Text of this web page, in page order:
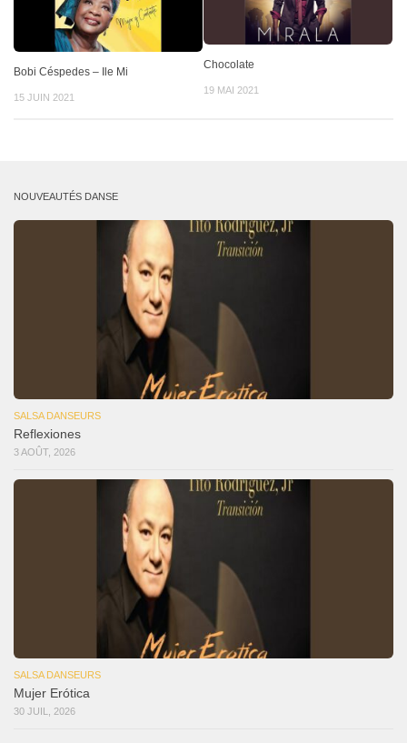
Bobi Céspedes – Ile Mi
15 JUIN 2021
Chocolate
19 MAI 2021
NOUVEAUTÉS DANSE
SALSA DANSEURS
Reflexiones
3 AOÛT, 2026
SALSA DANSEURS
Mujer Erótica
30 JUIL, 2026